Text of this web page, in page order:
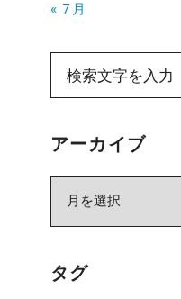
« 7月
アーカイブ
イ
タグ